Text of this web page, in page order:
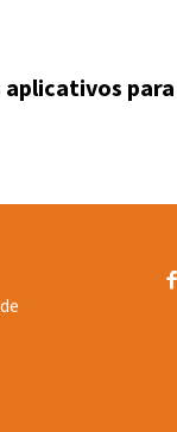
aplicativos